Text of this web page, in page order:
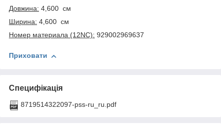
Довжина: 4,600 см
Ширина: 4,600 см
Номер материала (12NC): 929002969637
Приховати
Специфікація
8719514322097-pss-ru_ru.pdf